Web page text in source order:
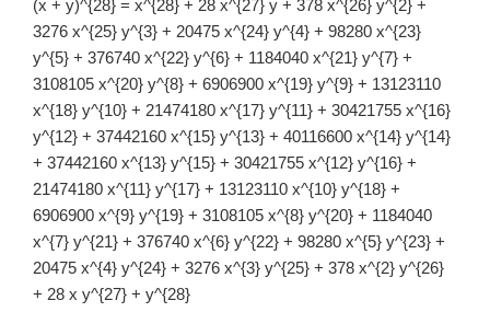
(x + y)^{28} = x^{28} + 28 x^{27} y + 378 x^{26} y^{2} +
3276 x^{25} y^{3} + 20475 x^{24} y^{4} + 98280 x^{23}
y^{5} + 376740 x^{22} y^{6} + 1184040 x^{21} y^{7} +
3108105 x^{20} y^{8} + 6906900 x^{19} y^{9} + 13123110
x^{18} y^{10} + 21474180 x^{17} y^{11} + 30421755 x^{16}
y^{12} + 37442160 x^{15} y^{13} + 40116600 x^{14} y^{14}
+ 37442160 x^{13} y^{15} + 30421755 x^{12} y^{16} +
21474180 x^{11} y^{17} + 13123110 x^{10} y^{18} +
6906900 x^{9} y^{19} + 3108105 x^{8} y^{20} + 1184040
x^{7} y^{21} + 376740 x^{6} y^{22} + 98280 x^{5} y^{23} +
20475 x^{4} y^{24} + 3276 x^{3} y^{25} + 378 x^{2} y^{26}
+ 28 x y^{27} + y^{28}